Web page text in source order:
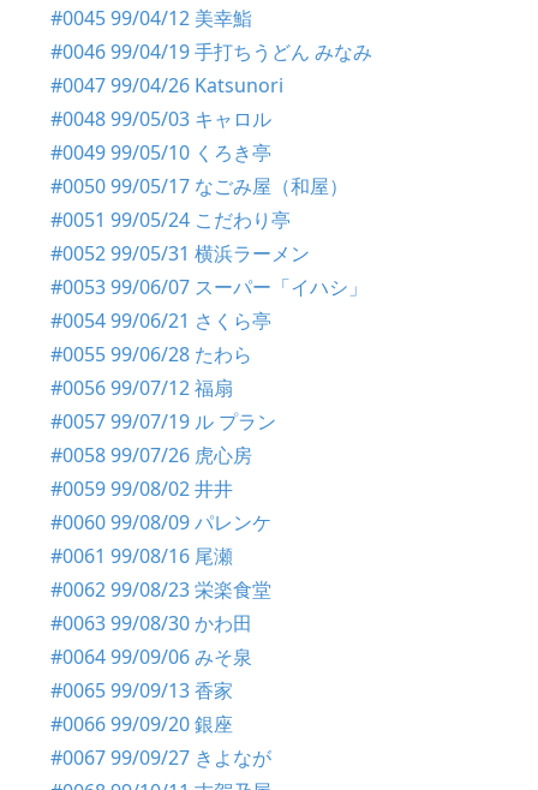
#0045 99/04/12 美幸鮨
#0046 99/04/19 手打ちうどん みなみ
#0047 99/04/26 Katsunori
#0048 99/05/03 キャロル
#0049 99/05/10 くろき亭
#0050 99/05/17 なごみ屋（和屋）
#0051 99/05/24 こだわり亭
#0052 99/05/31 横浜ラーメン
#0053 99/06/07 スーパー「イハシ」
#0054 99/06/21 さくら亭
#0055 99/06/28 たわら
#0056 99/07/12 福扇
#0057 99/07/19 ル プラン
#0058 99/07/26 虎心房
#0059 99/08/02 井井
#0060 99/08/09 パレンケ
#0061 99/08/16 尾瀬
#0062 99/08/23 栄楽食堂
#0063 99/08/30 かわ田
#0064 99/09/06 みそ泉
#0065 99/09/13 香家
#0066 99/09/20 銀座
#0067 99/09/27 きよなが